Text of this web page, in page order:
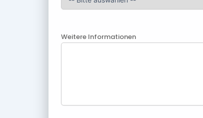
Weitere Informationen